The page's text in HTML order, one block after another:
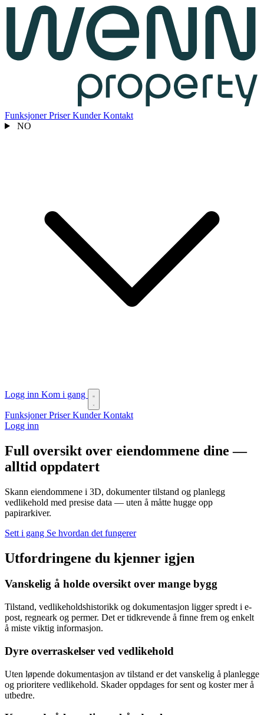
FunksjonerPriserKunderKontakt
NO
Logg inn Kom i gang
FunksjonerPriserKunderKontakt
Logg inn
Full oversikt over eiendommene dine —
alltid oppdatert
Skann eiendommene i 3D, dokumenter tilstand og planlegg
vedlikehold med presise data — uten å måtte hugge opp
papirarkiver.
Sett i gang Se hvordan det fungerer
Utfordringene du kjenner igjen
Vanskelig å holde oversikt over mange bygg
Tilstand, vedlikeholdshistorikk og dokumentasjon ligger spredt i e-
post, regneark og permer. Det er tidkrevende å finne frem og enkelt
å miste viktig informasjon.
Dyre overraskelser ved vedlikehold
Uten løpende dokumentasjon av tilstand er det vanskelig å planlegge
og prioritere vedlikehold. Skader oppdages for sent og koster mer å
utbedre.